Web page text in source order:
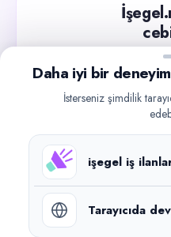
Güncel iş ilanlarını
©2026
Daha iyi bir
İsterseniz şimdilik
işegel iş
Tarayıcıda